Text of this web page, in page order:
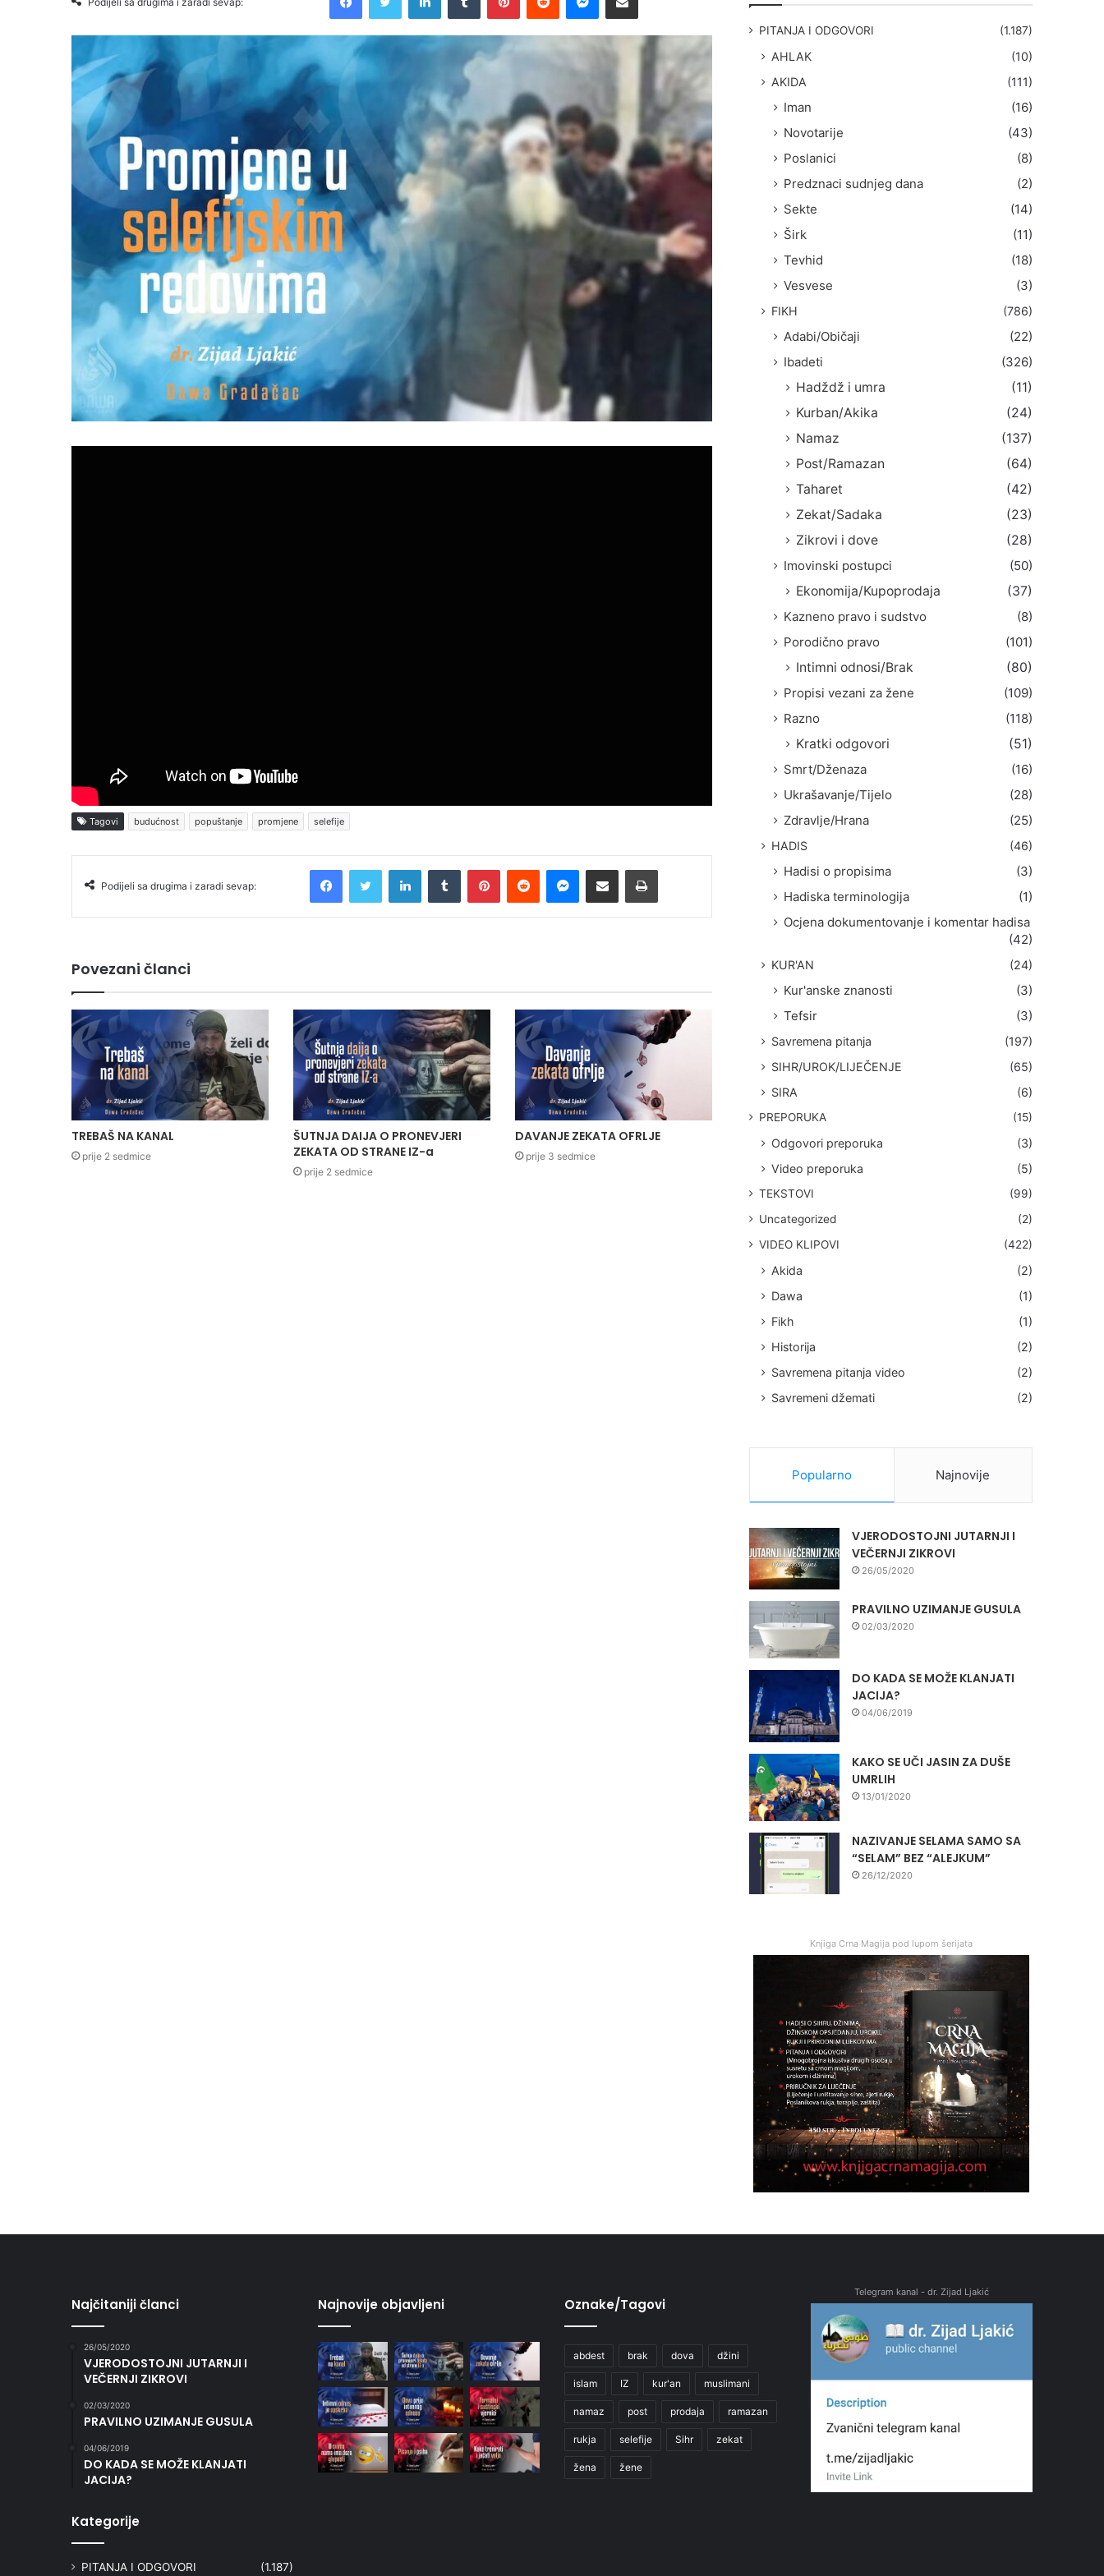
Tagovi budućnost popuštanje promjene selefije
Podijeli sa drugima i zaradi sevap:
Povezani članci
TREBAŠ NA KANAL
prije 2 sedmice
ŠUTNJA DAIJA O PRONEVJERI
ZEKATA OD STRANE IZ-a
prije 2 sedmice
DAVANJE ZEKATA OFRLJE
prije 3 sedmice
PITANJA I ODGOVORI (1.187)
AHLAK
(10)
AKIDA
(111)
Iman
(16)
Novotarije
(43)
Poslanici
(8)
Predznaci sudnjeg dana
(2)
Sekte
(14)
Širk
(11)
Tevhid
(18)
Vesvese
(3)
FIKH (786)
Adabi/Običaji
(22)
Ibadeti
(326)
Hadždž i umra
(11)
Kurban/Akika
(24)
Namaz
(137)
Post/Ramazan
(64)
Taharet
(42)
Zekat/Sadaka
(23)
Zikrovi i dove
(28)
Imovinski postupci
(50)
Ekonomija/Kupoprodaja
(37)
Kazneno pravo i sudstvo
(8)
Porodično pravo
(101)
Intimni odnosi/Brak
(80)
Propisi vezani za žene
(109)
Razno
(118)
Kratki odgovori
(51)
Smrt/Dženaza
(16)
Ukrašavanje/Tijelo
(28)
Zdravlje/Hrana
(25)
HADIS (46)
Hadisi o propisima
(3)
Hadiska terminologija
(1)
Ocjena dokumentovanje i komentar hadisa
(42)
KUR'AN (24)
Kur'anske znanosti
(3)
Tefsir
(3)
Savremena pitanja
(197)
SIHR/UROK/LIJEČENJE
(65)
SIRA
(6)
PREPORUKA (15)
Odgovori preporuka
(3)
Video preporuka
(5)
TEKSTOVI
(99)
Uncategorized
(2)
VIDEO KLIPOVI
(422)
Akida
(2)
Dawa
(1)
Fikh
(1)
Historija
(2)
Savremena pitanja video
(2)
Savremeni džemati
(2)
Popularno Najnovije
VJERODOSTOJNI JUTARNJI I
VEČERNJI ZIKROVI
26/05/2020
PRAVILNO UZIMANJE GUSULA
02/03/2020
DO KADA SE MOŽE KLANJATI
JACIJA?
04/06/2019
KAKO SE UČI JASIN ZA DUŠE
UMRLIH
13/01/2020
NAZIVANJE SELAMA SAMO SA
“SELAM” BEZ “ALEJKUM”
26/12/2020
Knjiga Crna Magija pod lupom šerijata
Najčitaniji članci
26/05/2020
VJERODOSTOJNI JUTARNJI I
VEČERNJI ZIKROVI
02/03/2020
PRAVILNO UZIMANJE GUSULA
04/06/2019
DO KADA SE MOŽE KLANJATI
JACIJA?
Kategorije
PITANJA I ODGOVORI (1.187)
Najnovije objavljeni Oznake/Tagovi
abdest brak dova džini
islam IZ kur'an muslimani
namaz post prodaja ramazan
rukja selefije Sihr zekat
žena žene
Telegram kanal - dr. Zijad Ljakić